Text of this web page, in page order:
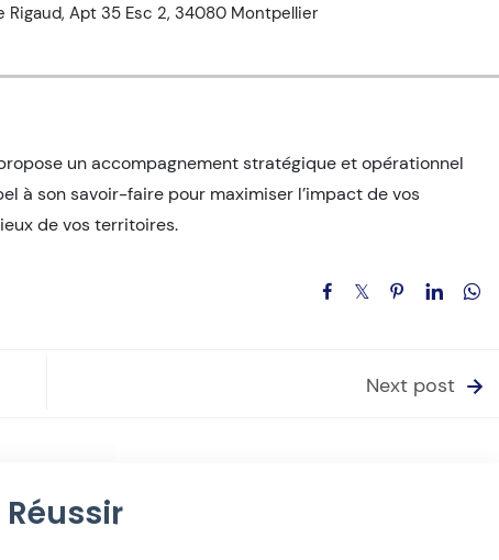
Rigaud, Apt 35 Esc 2, 34080 Montpellier
un accompagnement stratégique et opérationnel
à son savoir-faire pour maximiser l’impact de vos
de vos territoires.
Next post